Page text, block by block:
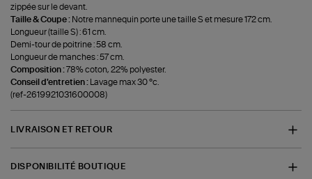
zippée sur le devant.
Taille & Coupe : Notre mannequin porte une taille S et mesure 172 cm.
Longueur (taille S) : 61 cm.
Demi-tour de poitrine : 58 cm.
Longueur de manches : 57 cm.
Composition : 78% coton, 22% polyester.
Conseil d'entretien :
Lavage max 30 °c.
(ref-2619921031600008)
LIVRAISON ET RETOUR
DISPONIBILITÉ BOUTIQUE